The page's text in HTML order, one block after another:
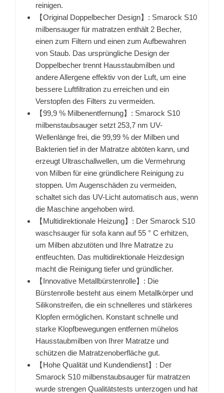
reinigen.
【Original Doppelbecher Design】: Smarock S10
milbensauger für matratzen enthält 2 Becher,
einen zum Filtern und einen zum Aufbewahren
von Staub. Das ursprüngliche Design der
Doppelbecher trennt Hausstaubmilben und
andere Allergene effektiv von der Luft, um eine
bessere Luftfiltration zu erreichen und ein
Verstopfen des Filters zu vermeiden.
【99,9 % Milbenentfernung】: Smarock S10
milbenstaubsauger setzt 253,7 nm UV-
Wellenlänge frei, die 99,99 % der Milben und
Bakterien tief in der Matratze abtöten kann, und
erzeugt Ultraschallwellen, um die Vermehrung
von Milben für eine gründlichere Reinigung zu
stoppen. Um Augenschäden zu vermeiden,
schaltet sich das UV-Licht automatisch aus, wenn
die Maschine angehoben wird.
【Multidirektionale Heizung】: Der Smarock S10
waschsauger für sofa kann auf 55 ° C erhitzen,
um Milben abzutöten und Ihre Matratze zu
entfeuchten. Das multidirektionale Heizdesign
macht die Reinigung tiefer und gründlicher.
【Innovative Metallbürstenrolle】: Die
Bürstenrolle besteht aus einem Metallkörper und
Silikonstreifen, die ein schnelleres und stärkeres
Klopfen ermöglichen. Konstant schnelle und
starke Klopfbewegungen entfernen mühelos
Hausstaubmilben von Ihrer Matratze und
schützen die Matratzenoberfläche gut.
【Hohe Qualität und Kundendienst】: Der
Smarock S10 milbenstaubsauger für matratzen
wurde strengen Qualitätstests unterzogen und hat